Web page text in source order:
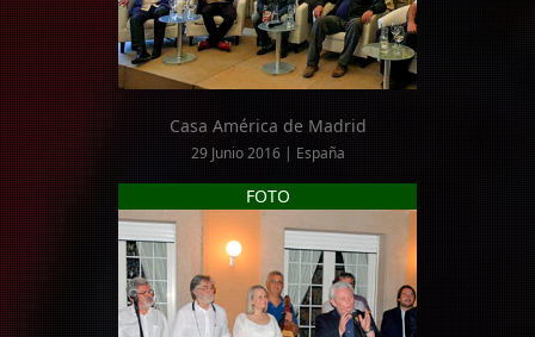
Casa América de Madrid
29 Junio 2016 | España
FOTO